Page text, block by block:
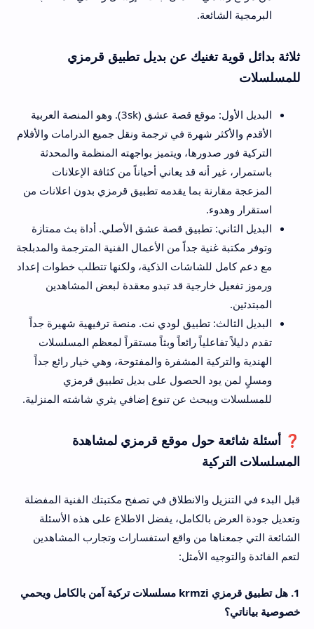
البرمجية الشائعة.
ثلاثة بدائل قوية تغنيك عن بديل تطبيق قرمزي
للمسلسلات
البديل الأول: موقع قصة عشق (3sk). وهو المنصة العربية
الأقدم والأكثر شهرة في ترجمة ونقل جميع الدرامات والأفلام
التركية فور صدورها، ويتميز بواجهته المنظمة والمحدثة
باستمرار، غير أنه قد يعاني أحياناً من كثافة الإعلانات
المزعجة مقارنة بما يقدمه تطبيق قرمزي بدون اعلانات من
استقرار وهدوء.
البديل الثاني: تطبيق قصة عشق الأصلي. أداة بث ممتازة
وتوفر مكتبة غنية جداً من الأعمال الفنية المترجمة والمدبلجة
مع دعم كامل للشاشات الذكية، ولكنها تتطلب خطوات إعداد
ورموز تفعيل خارجية قد تبدو معقدة لبعض المشاهدين
المبتدئين.
البديل الثالث: تطبيق لودي نت. منصة ترفيهية شهيرة جداً
تقدم دليلاً تفاعلياً رائعاً وبثاً مستقراً لمعظم المسلسلات
الهندية والتركية المشفرة والمفتوحة، وهي خيار رائع جداً
ومسلٍ لمن يود الحصول على بديل تطبيق قرمزي
للمسلسلات ويبحث عن تنوع إضافي يثري شاشته المنزلية.
❓ أسئلة شائعة حول موقع قرمزي لمشاهدة
المسلسلات التركية
قبل البدء في التنزيل والانطلاق في تصفح مكتبتك الفنية المفضلة
وتعديل جودة العرض بالكامل، يفضل الاطلاع على هذه الأسئلة
الشائعة التي جمعناها من واقع استفسارات وتجارب المشاهدين
لتعم الفائدة والتوجيه الأمثل:
1. هل تطبيق قرمزي krmzi مسلسلات تركية آمن بالكامل ويحمي
خصوصية بياناتي؟